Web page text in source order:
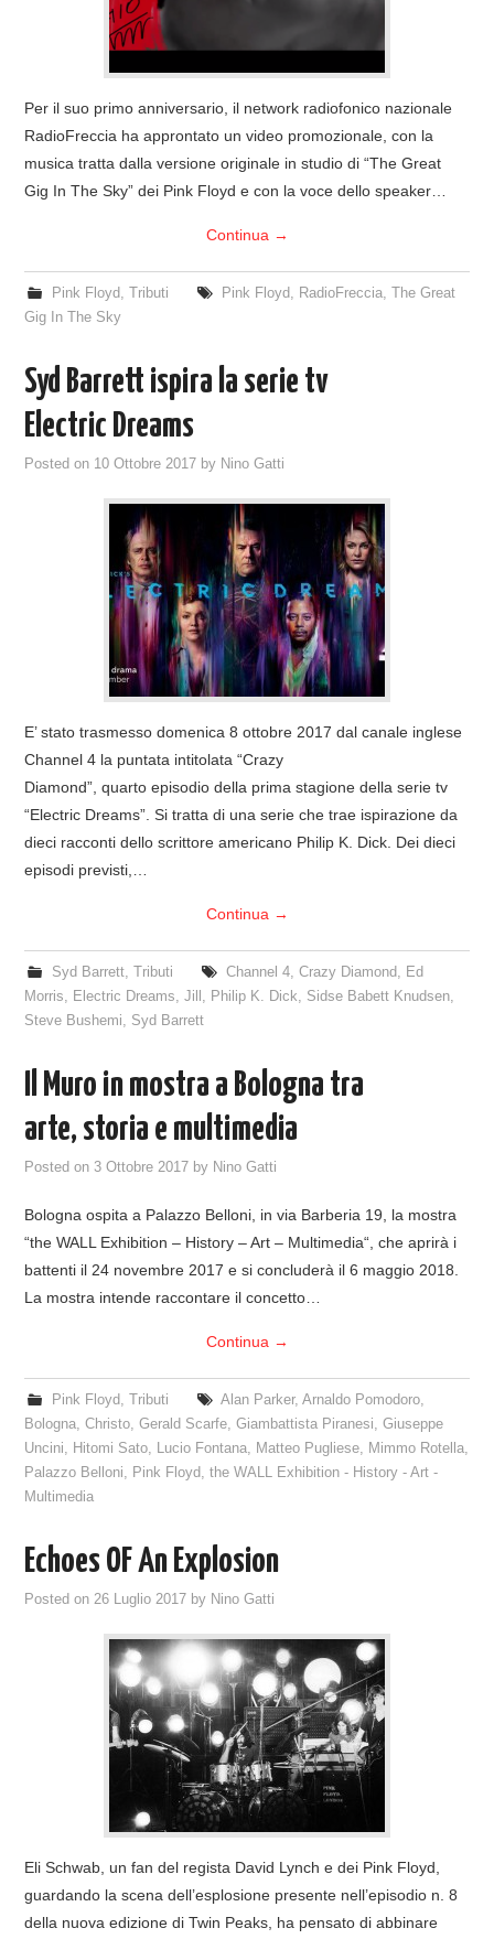
Per il suo primo anniversario, il network radiofonico nazionale
RadioFreccia ha approntato un video promozionale, con la
musica tratta dalla versione originale in studio di “The Great
Gig In The Sky” dei Pink Floyd e con la voce dello speaker…
Continua →
Pink Floyd, Tributi Pink Floyd, RadioFreccia, The Great
Gig In The Sky
Syd Barrett ispira la serie tv
Electric Dreams
Posted on 10 Ottobre 2017 by Nino Gatti
E’ stato trasmesso domenica 8 ottobre 2017 dal canale inglese
Channel 4 la puntata intitolata “Crazy
Diamond”, quarto episodio della prima stagione della serie tv
“Electric Dreams”. Si tratta di una serie che trae ispirazione da
dieci racconti dello scrittore americano Philip K. Dick. Dei dieci
episodi previsti,…
Continua →
Syd Barrett, Tributi Channel 4, Crazy Diamond, Ed
Morris, Electric Dreams,Jill , Philip K. Dick, Sidse Babett Knudsen,
Steve Bushemi, Syd Barrett
Il Muro in mostra a Bologna tra
arte, storia e multimedia
Posted on 3 Ottobre 2017 by Nino Gatti
Bologna ospita a Palazzo Belloni, in via Barberia 19, la mostra
“the WALL Exhibition – History – Art – Multimedia“, che aprirà i
battenti il 24 novembre 2017 e si concluderà il 6 maggio 2018.
La mostra intende raccontare il concetto…
Continua →
Pink Floyd, Tributi Alan Parker, Arnaldo Pomodoro,
Bologna,Christo,Gerald Scarfe,Giambattista Piranesi,Giuseppe
Uncini, Hitomi Sato, Lucio Fontana, Matteo Pugliese, Mimmo Rotella,
Palazzo Belloni, Pink Floyd,the WALL Exhibition - History - Art -
Multimedia
Echoes OF An Explosion
Posted on26 Luglio 2017 by Nino Gatti
Eli Schwab, un fan del regista David Lynch e dei Pink Floyd,
guardando la scena dell’esplosione presente nell’episodio n. 8
della nuova edizione di Twin Peaks, ha pensato di abbinare